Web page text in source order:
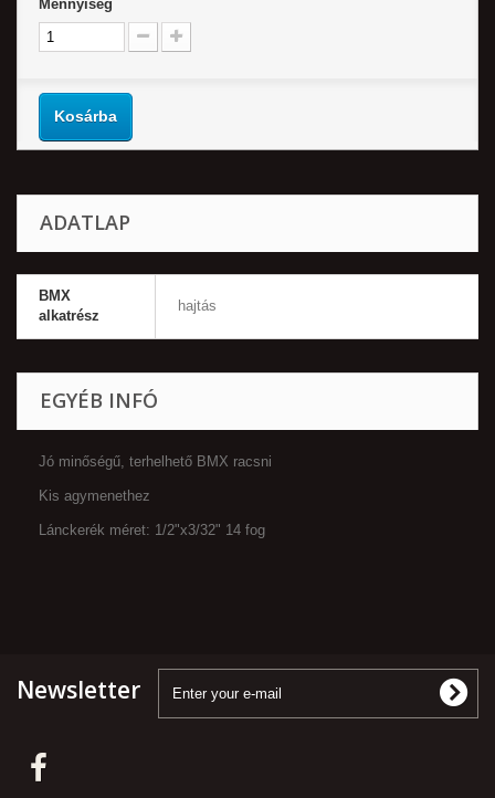
Mennyiség
Kosárba
ADATLAP
BMX
alkatrész
hajtás
EGYÉB INFÓ
Jó minőségű, terhelhető BMX racsni
Kis agymenethez
Lánckerék méret: 1/2"x3/32" 14 fog
Newsletter